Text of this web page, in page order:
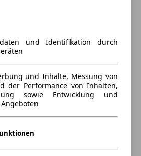
und Identifikation durch
und Inhalte, Messung von
der Performance von Inhalten,
sowie Entwicklung und